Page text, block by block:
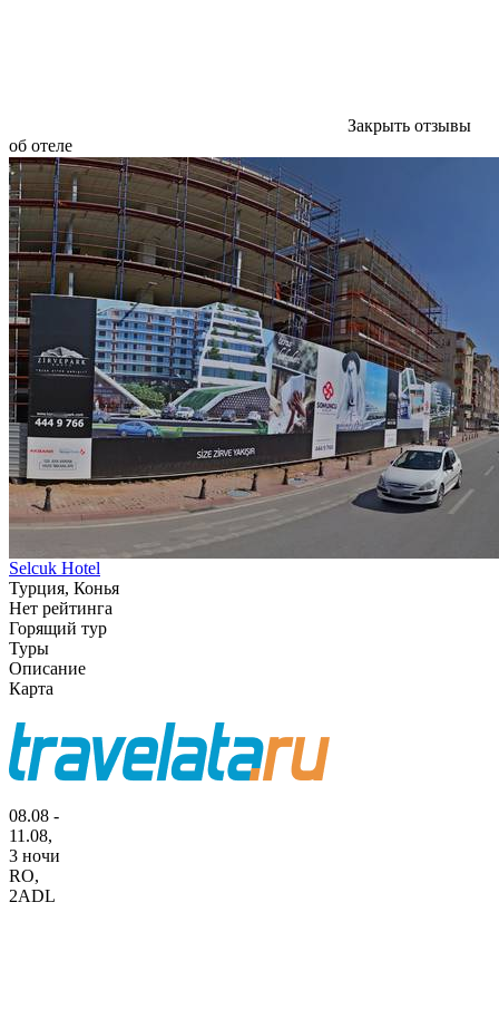
Закрыть отзывы
об отеле
Selcuk Hotel
Турция, Конья
Нет рейтинга
Горящий тур
Туры
Описание
Карта
08.08 -
11.08,
3 ночи
RO,
2ADL